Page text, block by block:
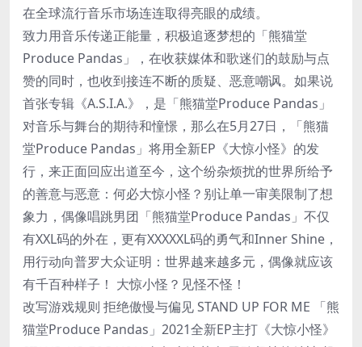
在全球流行音乐市场连连取得亮眼的成绩。
致力用音乐传递正能量，积极追逐梦想的「熊猫堂
Produce Pandas」，在收获媒体和歌迷们的鼓励与点
赞的同时，也收到接连不断的质疑、恶意嘲讽。如果说
首张专辑《A.S.I.A.》，是「熊猫堂Produce Pandas」
对音乐与舞台的期待和憧憬，那么在5月27日，「熊猫
堂Produce Pandas」将用全新EP《大惊小怪》的发
行，来正面回应出道至今，这个纷杂烦扰的世界所给予
的善意与恶意：何必大惊小怪？别让单一审美限制了想
象力，偶像唱跳男团「熊猫堂Produce Pandas」不仅
有XXL码的外在，更有XXXXXL码的勇气和Inner Shine，
用行动向普罗大众证明：世界越来越多元，偶像就应该
有千百种样子！ 大惊小怪？见怪不怪！
改写游戏规则 拒绝傲慢与偏见 STAND UP FOR ME 「熊
猫堂Produce Pandas」2021全新EP主打《大惊小怪》